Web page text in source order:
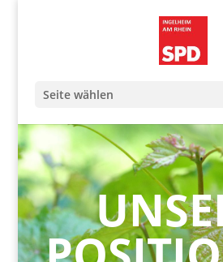
Seite wählen